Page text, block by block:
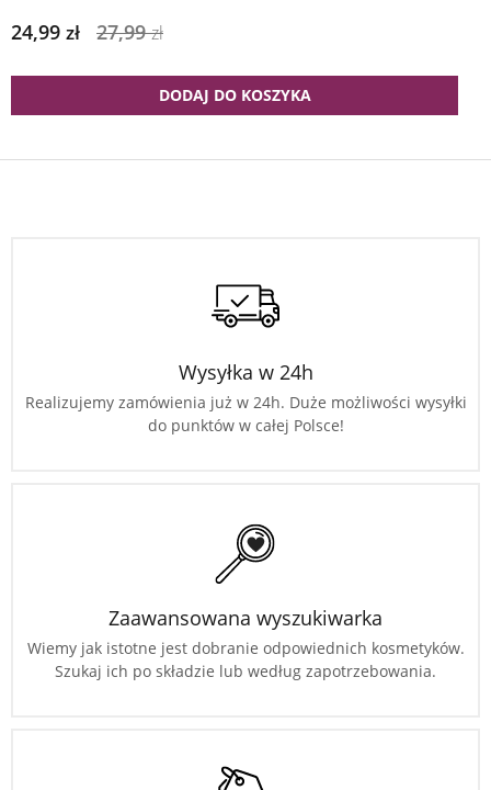
24,99 zł 27,99zł
DODAJ DO KOSZYKA
Wysyłka w 24h
Realizujemy zamówienia już w 24h. Duże możliwości wysyłki
do punktów w całej Polsce!
Zaawansowana wyszukiwarka
Wiemy jak istotne jest dobranie odpowiednich kosmetyków.
Szukaj ich po składzie lub według zapotrzebowania.